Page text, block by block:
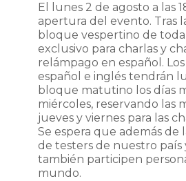
El lunes 2 de agosto a las
apertura del evento. Tras
bloque vespertino de toda
exclusivo para charlas y
relámpago en español.
español e inglés tendrán
bloque matutino los días
miércoles, reservando las
jueves y viernes para las
Se espera que además de
de testers de nuestro país
también participen
mundo.